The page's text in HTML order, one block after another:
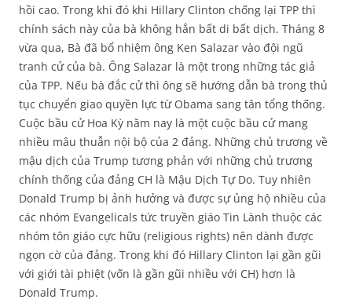
hồi cao. Trong khi đó khi Hillary Clinton chống lại TPP thì
chính sách này của bà không hẳn bất di bất dịch. Tháng 8
vừa qua, Bà đã bổ nhiệm ông Ken Salazar vào đội ngũ
tranh cử của bà. Ông Salazar là một trong những tác giả
của TPP. Nếu bà đắc cử thì ông sẽ hướng dẫn bà trong thủ
tục chuyển giao quyền lực từ Obama sang tân tổng thống.
Cuộc bầu cử Hoa Kỳ năm nay là một cuộc bầu cử mang
nhiều mâu thuẫn nội bộ của 2 đảng. Những chủ trương về
mậu dịch của Trump tương phản với những chủ trương
chính thống của đảng CH là Mậu Dịch Tự Do. Tuy nhiên
Donald Trump bị ảnh hưởng và được sự ủng hộ nhiều của
các nhóm Evangelicals tức truyền giáo Tin Lành thuộc các
nhóm tôn giáo cực hữu (religious rights) nên dành được
ngọn cờ của đảng. Trong khi đó Hillary Clinton lại gần gũi
với giới tài phiệt (vốn là gần gũi nhiều với CH) hơn là
Donald Trump.